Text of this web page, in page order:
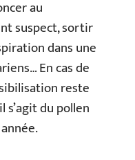
au
suspect, sortir
dans une
En cas de
reste
s’agit du pollen